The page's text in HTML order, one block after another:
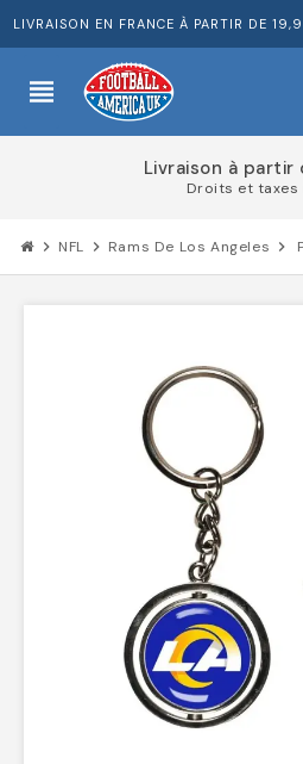
LIVRAISON EN FRANCE À PARTIR DE
view_headline
Livraison à partir
Droits et taxes
chevron_right NFL chevron_right Rams De Los Angeles chevron_right